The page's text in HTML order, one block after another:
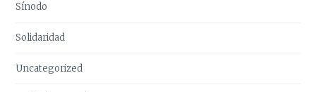
Sínodo
Solidaridad
Uncategorized